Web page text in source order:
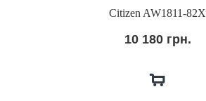
Citizen AW1811-82X
10 180 грн.